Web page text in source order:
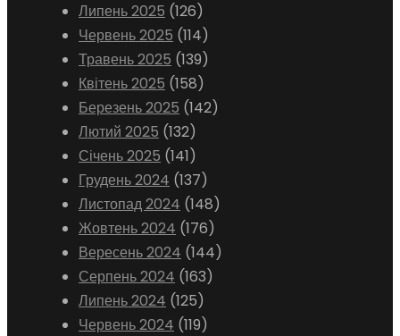
Липень 2025 (126)
Червень 2025 (114)
Травень 2025 (139)
Квітень 2025 (158)
Березень 2025 (142)
Лютий 2025 (132)
Січень 2025 (141)
Грудень 2024 (137)
Листопад 2024 (148)
Жовтень 2024 (176)
Вересень 2024 (144)
Серпень 2024 (163)
Липень 2024 (125)
Червень 2024 (119)